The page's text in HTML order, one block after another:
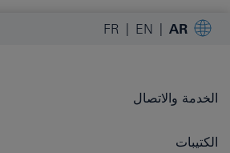
AR
EN
FR
الخدمة والاتصال
الكتيبات